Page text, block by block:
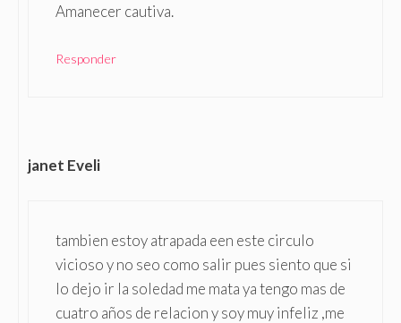
Amanecer cautiva.
Responder
janet Eveli
tambien estoy atrapada een este circulo
vicioso y no seo como salir pues siento que si
lo dejo ir la soledad me mata ya tengo mas de
cuatro años de relacion y soy muy infeliz ,me